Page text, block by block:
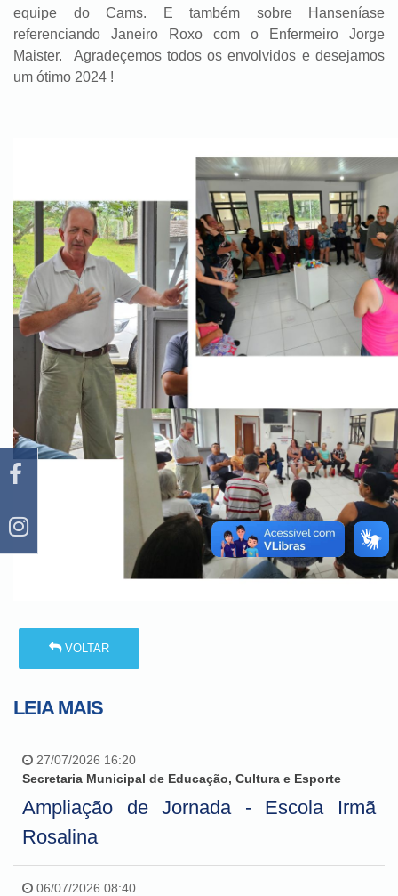
equipe do Cams. E também sobre Hanseníase
referenciando Janeiro Roxo com o Enfermeiro Jorge
Maister. Agradeçemos todos os envolvidos e desejamos
um ótimo 2024 !
VOLTAR
LEIA MAIS
27/07/2026 16:20
Secretaria Municipal de Educação, Cultura e Esporte
Ampliação de Jornada - Escola Irmã
Rosalina
06/07/2026 08:40